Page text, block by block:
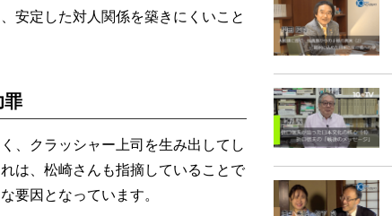
安定した対人関係を築きにくいこと
罪
、クラッシャー上司を生み出してし
は、松崎さんも指摘していることで
要因となっています。